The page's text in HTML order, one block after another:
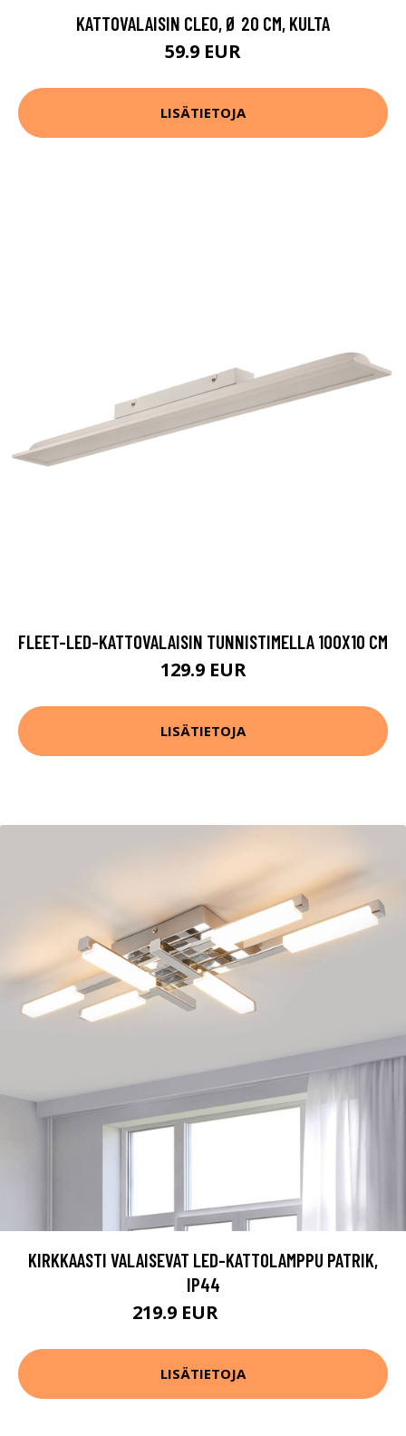
KATTOVALAISIN CLEO, Ø 20 CM, KULTA
59.9 EUR
LISÄTIETOJA
FLEET-LED-KATTOVALAISIN TUNNISTIMELLA 100X10 CM
129.9 EUR
LISÄTIETOJA
KIRKKAASTI VALAISEVAT LED-KATTOLAMPPU PATRIK,
IP44
219.9 EUR
LISÄTIETOJA